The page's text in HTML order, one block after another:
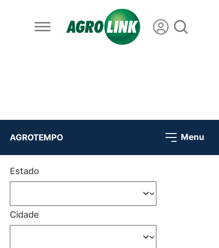
AGROTEMPO Menu
Estado
Cidade